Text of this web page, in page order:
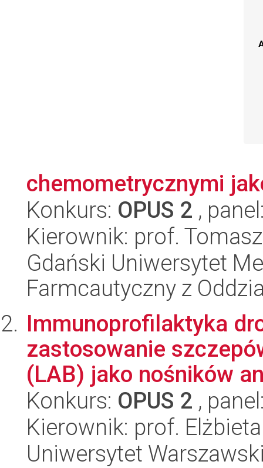
chemometrycznymi
Konkurs: OPUS 2 ,
Kierownik: prof.
Gdański Uniwersytet
Farmcautyczny z
Immunoprofilaktyka
zastosowanie
(LAB) jako nośników
Konkurs: OPUS 2 ,
Kierownik: prof.
Uniwersytet